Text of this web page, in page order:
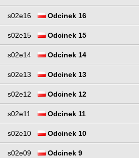
s02e16 Odcinek 16
s02e15 Odcinek 15
s02e14 Odcinek 14
s02e13 Odcinek 13
s02e12 Odcinek 12
s02e11 Odcinek 11
s02e10 Odcinek 10
s02e09 Odcinek 9